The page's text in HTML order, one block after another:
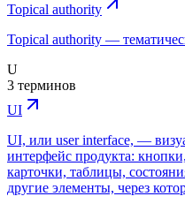
Topical authority
Topical authority —
U
3 терминов
UI
UI, или user interface, —
интерфейс продукта:
карточки, таблицы,
другие элементы, через